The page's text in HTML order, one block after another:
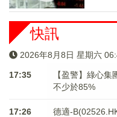
快訊
2026年8月8日 星期六
17:35
【盈警】綠心
不少於85%
17:26 德適-